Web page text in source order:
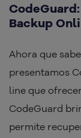
Backup
Ahora que
presentamos
line que
CodeGuard
permite